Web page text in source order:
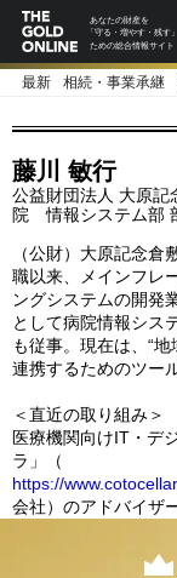
あなたの財産を
「守る・増やす・残す」
ための総合情報サイト
最新 相続・事業承継
藤川 敏行
公益財団法人 大原記
院 情報システム部
（公財）大原記念倉
職以来、メインフレ
ングシステムの開発
として病院情報シス
も従事。現在は、“
連携するためのツー
＜直近の取り組み＞
医療機関向けIT・デ
ラ」（
https://
会社）のアドバイザ